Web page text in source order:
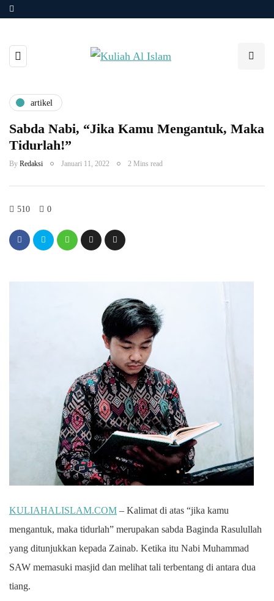
artikel
Sabda Nabi, “Jika Kamu Mengantuk, Maka
Tidurlah!”
By Redaksi Januari 11, 2022 2 Mins read
510 0
KULIAHALISLAM.COM – Kalimat di atas “jika kamu
mengantuk, maka tidurlah” merupakan sabda Baginda Rasulullah
yang ditunjukkan kepada Zainab. Ketika itu Nabi Muhammad
SAW memasuki masjid dan melihat tali terbentang di antara dua
tiang.